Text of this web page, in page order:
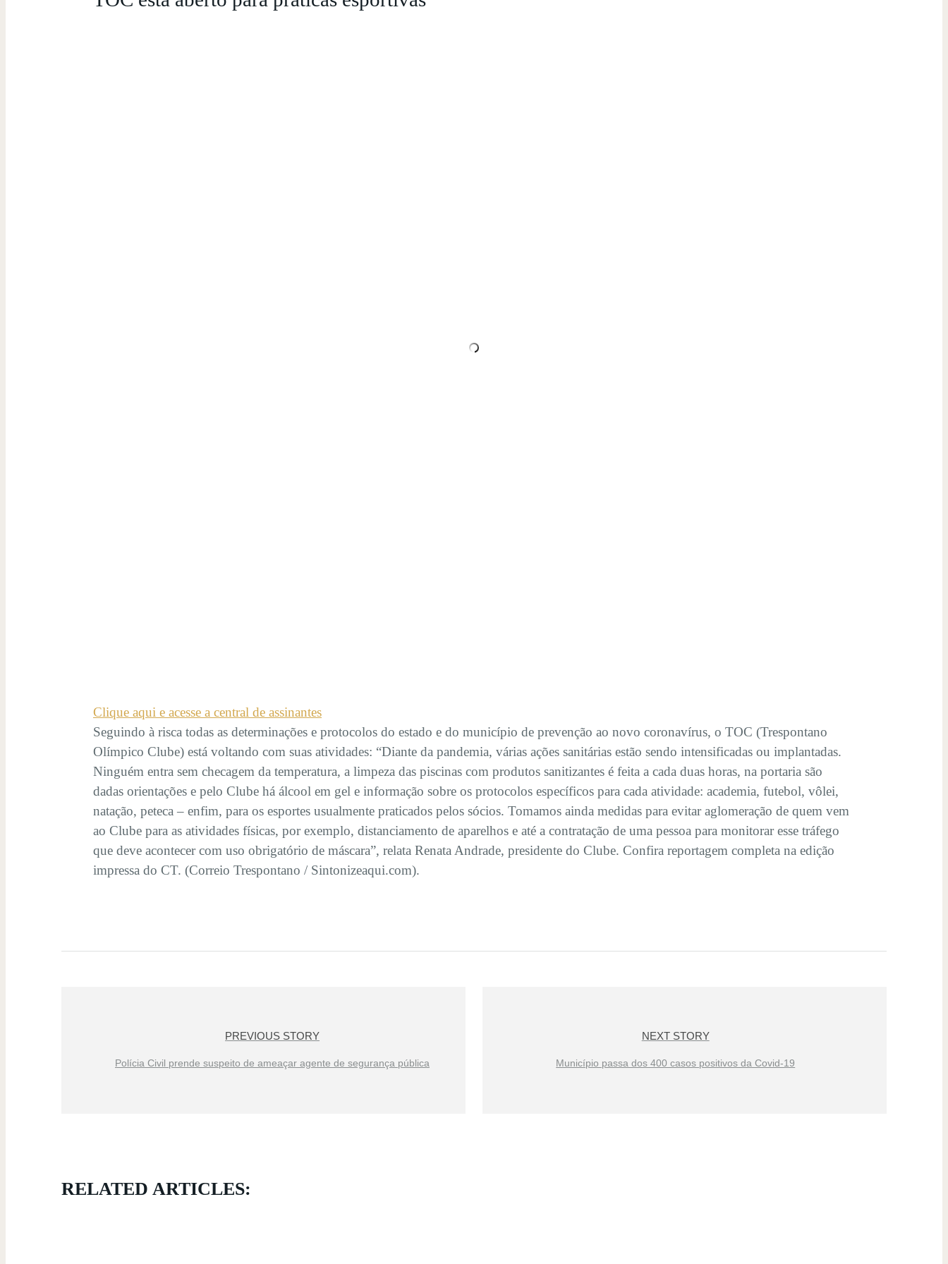
Clique aqui e acesse a central de assinantes
Seguindo à risca todas as determinações e protocolos do estado e do município de prevenção ao novo coronavírus, o TOC (Trespontano
Olímpico Clube) está voltando com suas atividades: “Diante da pandemia, várias ações sanitárias estão sendo intensificadas ou implantadas.
Ninguém entra sem checagem da temperatura, a limpeza das piscinas com produtos sanitizantes é feita a cada duas horas, na portaria são
dadas orientações e pelo Clube há álcool em gel e informação sobre os protocolos específicos para cada atividade: academia, futebol, vôlei,
natação, peteca – enfim, para os esportes usualmente praticados pelos sócios. Tomamos ainda medidas para evitar aglomeração de quem vem
ao Clube para as atividades físicas, por exemplo, distanciamento de aparelhos e até a contratação de uma pessoa para monitorar esse tráfego
que deve acontecer com uso obrigatório de máscara”, relata Renata Andrade, presidente do Clube. Confira reportagem completa na edição
impressa do CT. (Correio Trespontano / Sintonizeaqui.com).
PREVIOUS STORY
Polícia Civil prende suspeito de ameaçar agente de segurança pública
NEXT STORY
Município passa dos 400 casos positivos da Covid-19
RELATED ARTICLES: